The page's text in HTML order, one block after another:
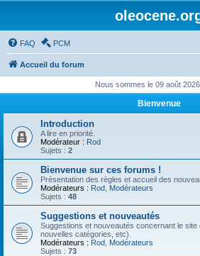
FAQ PCM
Accueil du forum
Nous sommes le 09 août
Bienvenue
Introduction
A lire en priorité.
Modérateur : Rod
Sujets : 2
Bienvenue sur ces forums !
Présentation des règles et accueil des
Modérateurs : Rod Modérateurs
Sujets : 48
Suggestions et nouveautés
Suggestions et nouveautés concernant le site
nouvelles catégories, etc).
Modérateurs : Rod Modérateurs
Sujets : 73